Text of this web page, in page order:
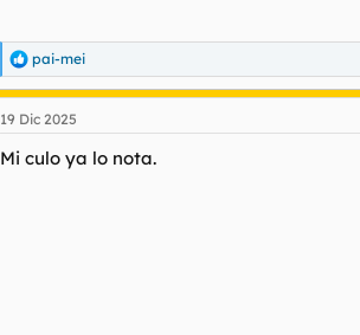
R
e
a
c
i
pai-mei
19 Dic 2025
Mi culo ya lo nota.